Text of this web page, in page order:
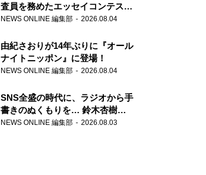
査員を務めたエッセイコンテスト
の特別番組「#いまあなたに伝え
NEWS ONLINE 編集部 2026.08.04
由紀さおりが14年ぶりに『オール
ナイトニッポン』に登場！
NEWS ONLINE 編集部 2026.08.04
SNS全盛の時代に、ラジオから手
書きのぬくもりを… 鈴木杏樹の
直筆はがきが届く！
NEWS ONLINE 編集部 2026.08.03